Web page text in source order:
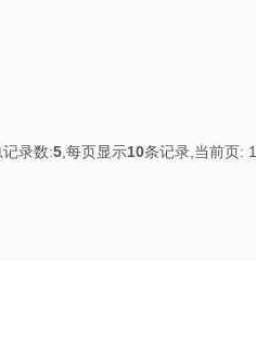
记录数:5 ,每页显示10条记录,当前页: 1